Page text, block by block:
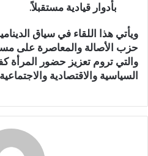
بأدوار قيادية مستقبلاً.
ويأتي هذا اللقاء في سياق
حزب الأصالة والمعاصرة على
والتي تروم تعزيز حضور المرأة
السياسية والاقتصادية